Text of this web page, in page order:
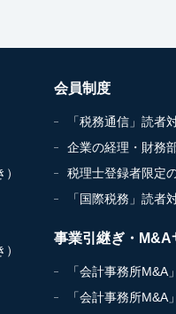
会員制度
「税務通信」読者
企業の経理・財務
税理士登録者限定
「国際税務」読者
事業引継ぎ・M&A
「会計事務所
「会計事務所M&A